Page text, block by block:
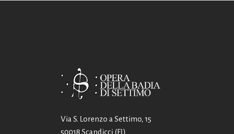
Via S. Lorenzo a Settimo, 15
50018 Scandicci (FI)